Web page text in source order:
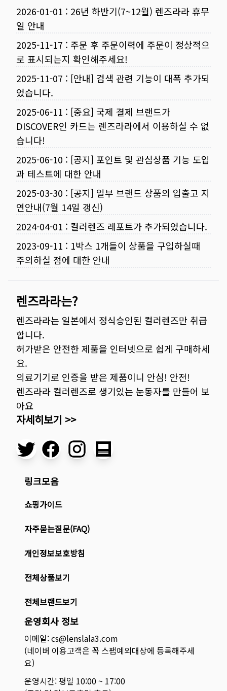
2026-01-01 : 26년 하반기(7~12월) 렌즈라라 휴무
일 안내
2025-11-17 : 주문 후 주문이력에 주문이 정상적으
로 표시되는지 확인해주세요!
2025-11-07 : [안내] 검색 관련 기능이 대폭 추가되
었습니다.
2025-06-11 : [중요] 국제 결제 브랜드가
DISCOVER인 카드는 렌즈라라에서 이용하실 수 없
습니다!
2025-06-10 : [공지] 포인트 및 관심상품 기능 도입
과 테스트에 대한 안내
2025-03-30 : [공지] 일부 브랜드 상품의 입출고 지
연안내(7월 14일 갱신)
2024-04-01 : 컬러렌즈 레포트가 추가되었습니다.
2023-09-11 : 1박스 1개들이 상품을 구입하실때
주의하실 점에 대한 안내
렌즈라라는?
렌즈라라는 일본에서 정식승인된 컬러렌즈만 취급
합니다.
허가받은 안전한 제품을 인터넷으로 쉽게 구매하세
요.
의료기기로 인증을 받은 제품이니 안심! 안전!
렌즈라라 컬러렌즈로 생기있는 눈동자를 만들어 보
아요
자세히보기 >>
링크모음
쇼핑가이드
자주묻는질문(FAQ)
개인정보보호방침
전체상품보기
전체브랜드보기
운영회사 정보
이메일: cs@lenslala3.com
(네이버 이용고객은 꼭 스팸예외대상에 등록해주세
요)
운영시간: 평일 10:00 ~ 17:00